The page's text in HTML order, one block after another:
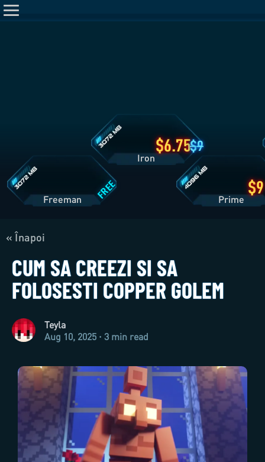
6.75
« Înapoi
CUM SA CREEZI SI SA
FOLOSESTI COPPER GOLEM
Teyla
Aug 10, 2025 · 3 min read